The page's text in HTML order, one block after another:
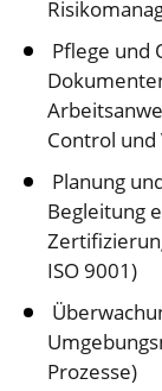
Pflege und
Control und
Planung
Begleitung
ISO 9001)
Prozesse)